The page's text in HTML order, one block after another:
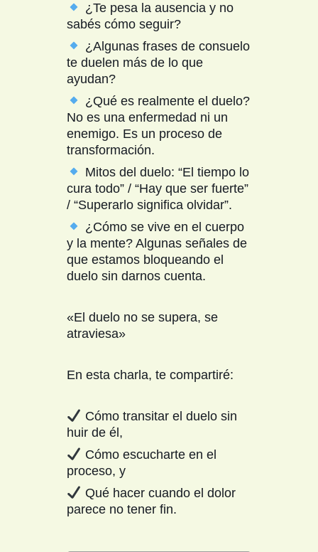
¿Te pesa la ausencia y no
sabés cómo seguir?
¿Algunas frases de consuelo
te duelen más de lo que
ayudan?
¿Qué es realmente el duelo?
No es una enfermedad ni un
enemigo. Es un proceso de
transformación.
Mitos del duelo: “El tiempo lo
cura todo” / “Hay que ser fuerte”
/ “Superarlo significa olvidar”.
¿Cómo se vive en el cuerpo
y la mente? Algunas señales de
que estamos bloqueando el
duelo sin darnos cuenta.
«El duelo no se supera, se
atraviesa»
En esta charla, te compartiré:
Cómo transitar el duelo sin
huir de él,
Cómo escucharte en el
proceso, y
Qué hacer cuando el dolor
parece no tener fin.